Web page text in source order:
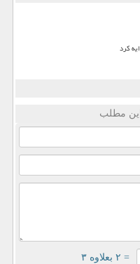
کرد
مطلب
= ۲ بعلاوه ۳